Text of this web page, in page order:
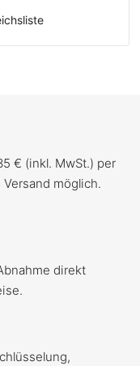
€ (inkl. MwSt.) per
möglich.
direkt